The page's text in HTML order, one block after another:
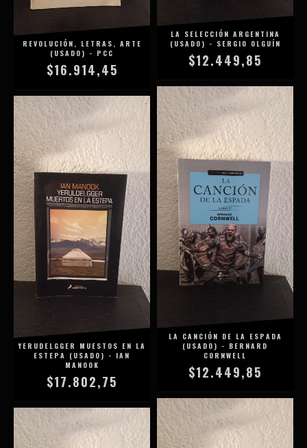
REVOLUCIÓN, LETRAS, ARTE
(USADO) - PCC
$16.914,45
LA SELECCIÓN ARGENTINA
(USADO) - SERGIO OLGUÍN
$12.449,85
YERUDELGGER MUESTOS EN LA
ESTEPA (USADO) - IAN
MANOOK
$17.802,75
LA CANCIÓN DE LA ESPADA
(USADO) - BERNARD
CORNWELL
$12.449,85